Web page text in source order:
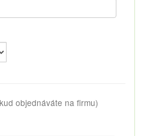
objednáváte na firmu)